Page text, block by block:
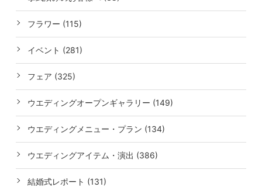
フラワー (115)
イベント (281)
フェア (325)
ウエディングオープンギャラリー (149)
ウエディングメニュー・プラン (134)
ウエディングアイテム・演出 (386)
結婚式レポート (131)